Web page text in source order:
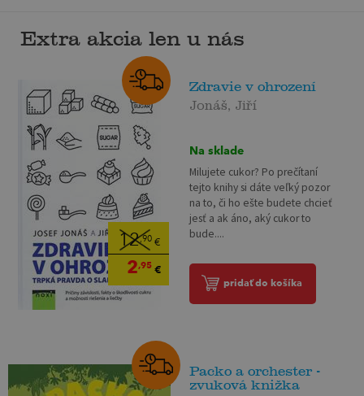
Extra akcia len u nás
12,90€
2,95€
Zdravie v ohrození
Jonáš, Jiří
Na sklade
Milujete cukor? Po prečítaní
tejto knihy si dáte veľký pozor
na to, či ho ešte budete chcieť
jesť a ak áno, aký cukor to
bude....
pridať do košíka
Packo a orchester -
zvuková knižka